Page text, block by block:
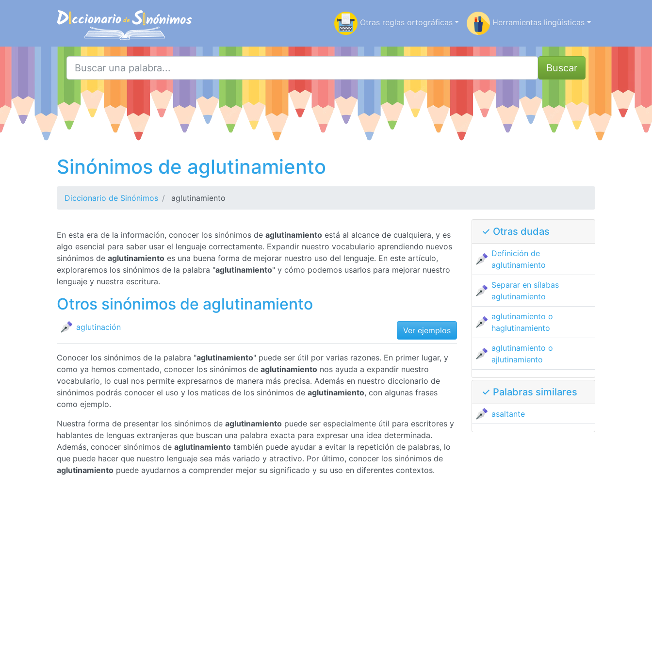
Otras reglas ortográficas Herramientas lingüísticas
Buscar
Sinónimos de aglutinamiento
Diccionario de Sinónimos aglutinamiento
En esta era de la información, conocer los sinónimos de aglutinamiento está al alcance de cualquiera, y es
algo esencial para saber usar el lenguaje correctamente. Expandir nuestro vocabulario aprendiendo nuevos
sinónimos de aglutinamiento es una buena forma de mejorar nuestro uso del lenguaje. En este artículo,
exploraremos los sinónimos de la palabra "aglutinamiento" y cómo podemos usarlos para mejorar nuestro
lenguaje y nuestra escritura.
Otros sinónimos de aglutinamiento
aglutinación Ver ejemplos
Conocer los sinónimos de la palabra "aglutinamiento" puede ser útil por varias razones. En primer lugar, y
como ya hemos comentado, conocer los sinónimos de aglutinamiento nos ayuda a expandir nuestro
vocabulario, lo cual nos permite expresarnos de manera más precisa. Además en nuestro diccionario de
sinónimos podrás conocer el uso y los matices de los sinónimos de aglutinamiento, con algunas frases
como ejemplo.
Nuestra forma de presentar los sinónimos de aglutinamiento puede ser especialmente útil para escritores y
hablantes de lenguas extranjeras que buscan una palabra exacta para expresar una idea determinada.
Además, conocer sinónimos de aglutinamiento también puede ayudar a evitar la repetición de palabras, lo
que puede hacer que nuestro lenguaje sea más variado y atractivo. Por último, conocer los sinónimos de
aglutinamiento puede ayudarnos a comprender mejor su significado y su uso en diferentes contextos.
✓ Otras dudas
Definición de
aglutinamiento
Separar en sílabas
aglutinamiento
aglutinamiento o
haglutinamiento
aglutinamiento o
ajlutinamiento
✓ Palabras similares
asaltante